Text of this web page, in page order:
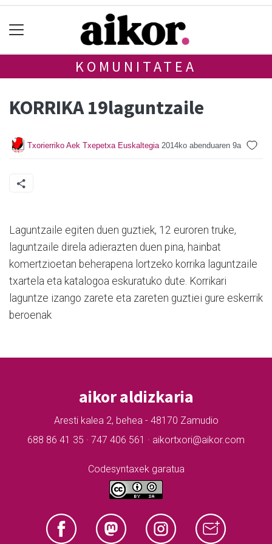
KOMUNITATEA
KORRIKA 19laguntzaile
Txorierriko Aek Txepetxa Euskaltegia 2014ko abenduaren 9a
Laguntzaile egiten duen guztiek, 12 euroren truke,
laguntzaile direla adierazten duen pina, hainbat
komertzioetan beherapena lortzeko korrika laguntzaile
txartela eta katalogoa eskuratuko dute. Korrikari
laguntze izango zarete eta zareten guztiei gure eskerrik
beroenak
aikor aldizkaria
Aresti kalea 2, behea - 48170 Zamudio
688 86 41 35 · 747 406 561 · aikortxori@aikor.com
Codesyntaxek garatua